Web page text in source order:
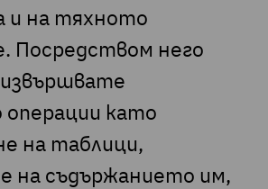
и на тяхното
Посредством него
като
на таблици,
на съдържанието им,